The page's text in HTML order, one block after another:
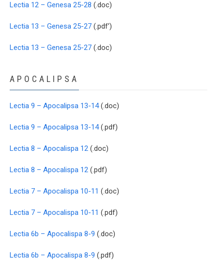
Lectia 12 – Genesa 25-28 (.doc)
Lectia 13 – Genesa 25-27 (.pdf’)
Lectia 13 – Genesa 25-27 (.doc)
APOCALIPSA
Lectia 9 – Apocalipsa 13-14(.doc)
Lectia 9 – Apocalipsa 13-14(.pdf)
Lectia 8 – Apocalispa 12 (.doc)
Lectia 8 – Apocalispa 12 (.pdf)
Lectia 7 – Apocalispa 10-11 (.doc)
Lectia 7 – Apocalispa 10-11 (.pdf)
Lectia 6b – Apocalispa 8-9 (.doc)
Lectia 6b – Apocalispa 8-9 (.pdf)